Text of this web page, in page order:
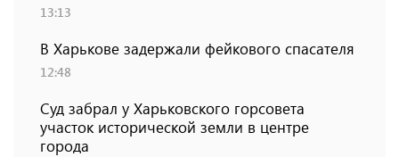
13:13
В Харькове задержали фейкового спасателя
12:48
Суд забрал у Харьковского горсовета
участок исторической земли в центре
города